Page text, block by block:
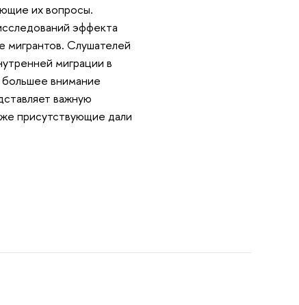
их вопросы.
эффекта
мигрантов. Слушателей
миграции в
большее внимание
важную
присутствующие дали